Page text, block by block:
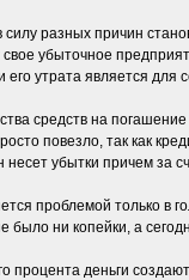
силу разных причин
убыточное
его утрата является для
средств на
повезло, так как
убытки причем за
проблемой только в
было ни копейки, а
процента деньги